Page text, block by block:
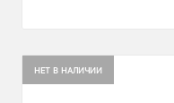
НЕТ В НАЛИЧИИ